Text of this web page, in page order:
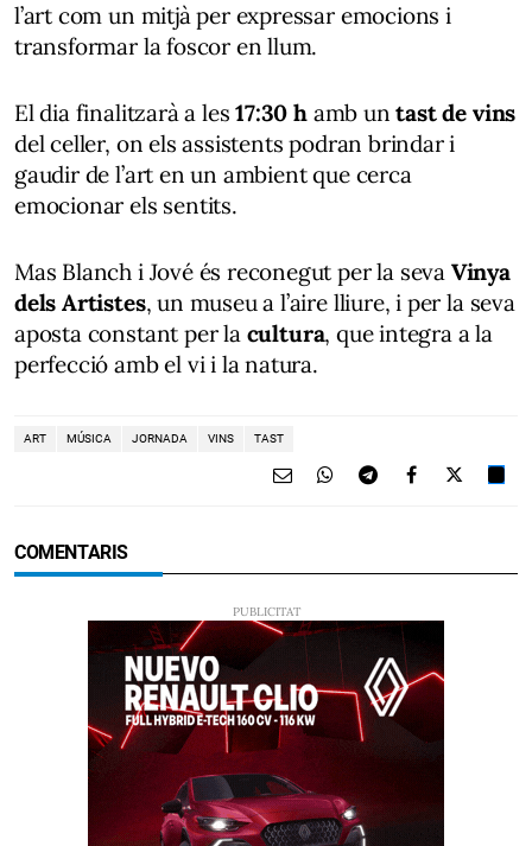
l’art com un mitjà per expressar emocions i
transformar la foscor en llum.
El dia finalitzarà a les17:30 hamb untast de vins
del celler, on els assistents podran brindar i
gaudir de l’art en un ambient que cerca
emocionar els sentits.
Mas Blanch i Jové és reconegut per la seva Vinya
dels Artistes, un museu a l’aire lliure, i per la seva
aposta constant per la cultura, que integra a la
perfecció amb el vi i la natura.
ART MÚSICA JORNADA VINS TAST
COMENTARIS